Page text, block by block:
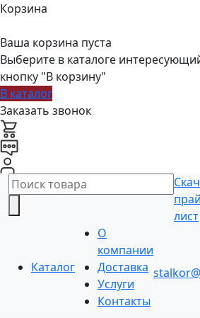
Корзина
Ваша корзина пуста
Выберите в каталоге
кнопку "В корзину"
В каталог
Заказать звонок
лист
Каталог
О
компании
Доставка
Услуги
Контакты